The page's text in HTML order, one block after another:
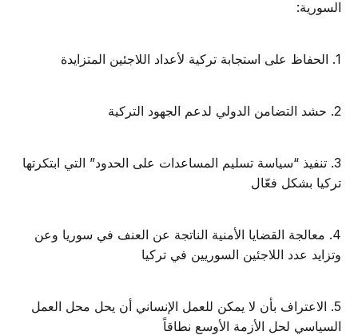
السورية:
1. الحفاظ على استجابة تركية لأعداد اللاجئين المتزايدة
2. حشد التضامن الدولي لدعم الجهود التركية
3. تنفيذ “سياسة تسليم المساعدات على الحدود” التي ابتكرتها
تركيا بشكل فعّال
4. معالجة القضايا الأمنية الناتجة عن العنف في سوريا وعن
وتزايد عدد اللاجئين السوريين في تركيا
5. الاعتراف بأن لا يمكن للعمل الإنساني أن يحل محل العمل
السياسي لحل الأزمة الأوسع نطاقاً